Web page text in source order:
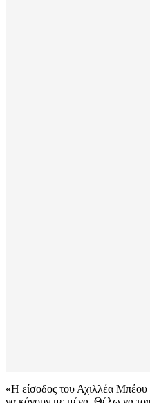
«Η είσοδος του Αχιλλέα Μπέου